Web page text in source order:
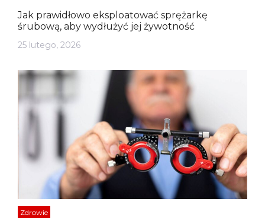
Jak prawidłowo eksploatować sprężarkę
śrubową, aby wydłużyć jej żywotność
25 lutego, 2026
Zdrowie